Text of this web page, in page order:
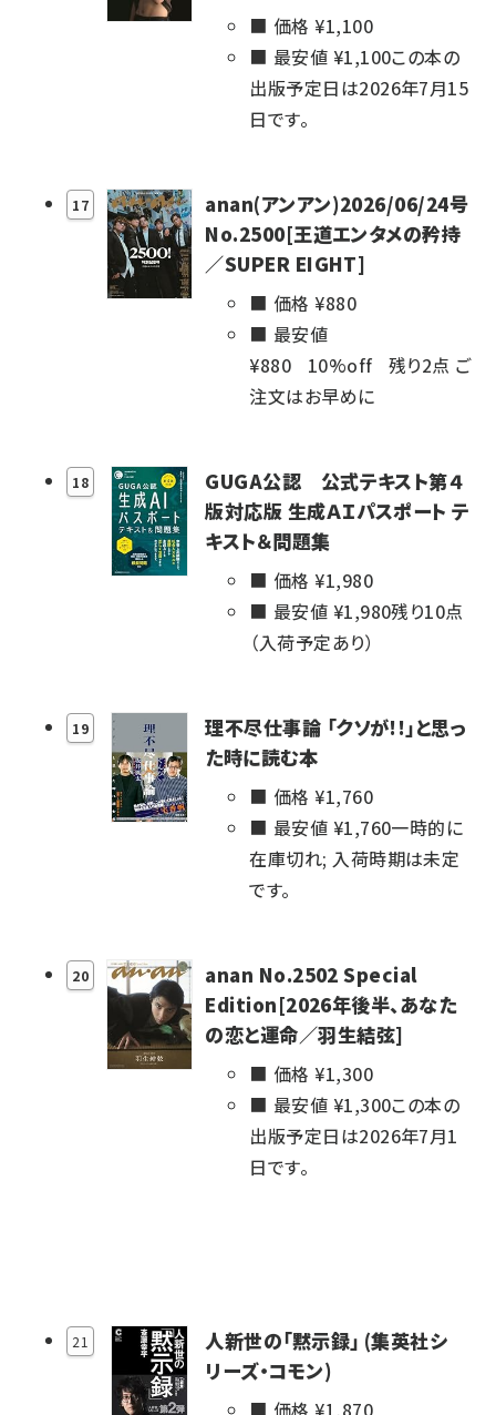
価格 ¥1,100
最安値 ¥1,100この本の
出版予定日は2026年7月15
日です。
17
anan(アンアン)2026/06/24号
No.2500[王道エンタメの矜持
／SUPER EIGHT]
価格 ¥880
最安値
¥880 10%off
残り2点 ご
注文はお早めに
18
GUGA公認 公式テキスト第４
版対応版 生成ＡＩパスポート テ
キスト＆問題集
価格 ¥1,980
最安値 ¥1,980残り10点
（入荷予定あり）
19
理不尽仕事論 「クソが!!」と思っ
た時に読む本
価格 ¥1,760
最安値 ¥1,760一時的に
在庫切れ; 入荷時期は未定
です。
20
anan No.2502 Special
Edition[2026年後半、あなた
の恋と運命／羽生結弦]
価格 ¥1,300
最安値 ¥1,300この本の
出版予定日は2026年7月1
日です。
21
人新世の「黙示録」 (集英社シ
リーズ・コモン)
価格 ¥1,870